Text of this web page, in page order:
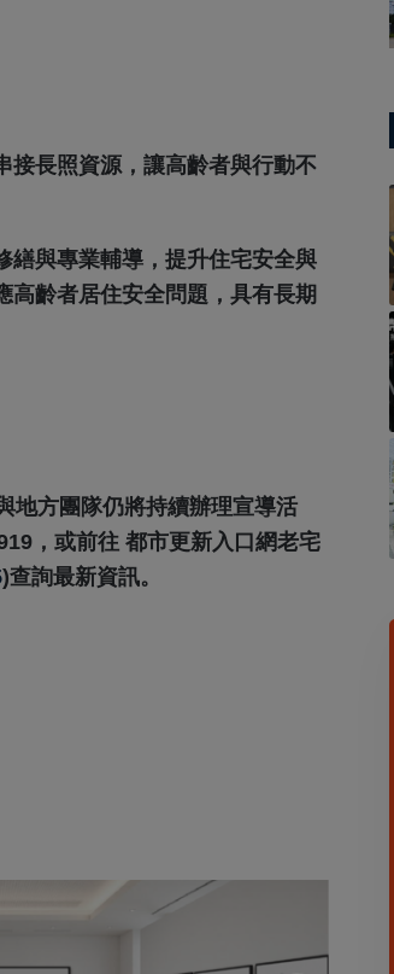
接長照資源，讓高齡者與行動不
繕與專業輔導，提升住宅安全與
高齡者居住安全問題，具有長期
地方團隊仍將持續辦理宣導活
，或前往 都市更新入口網老宅
)查詢最新資訊。